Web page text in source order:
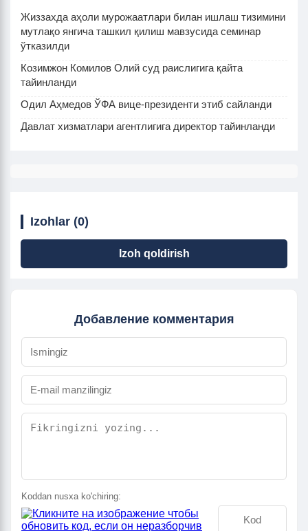
Жиззахда аҳоли мурожаатлари билан ишлаш тизимини
мутлақо янгича ташкил қилиш мавзусида семинар
ўтказилди
Козимжон Комилов Олий суд раислигига қайта
тайинланди
Одил Аҳмедов ЎФА вице-президенти этиб сайланди
Давлат хизматлари агентлигига директор тайинланди
Izohlar (0)
Izoh qoldirish
Добавление комментария
Koddan nusxa ko'chiring: